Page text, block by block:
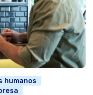
humanos